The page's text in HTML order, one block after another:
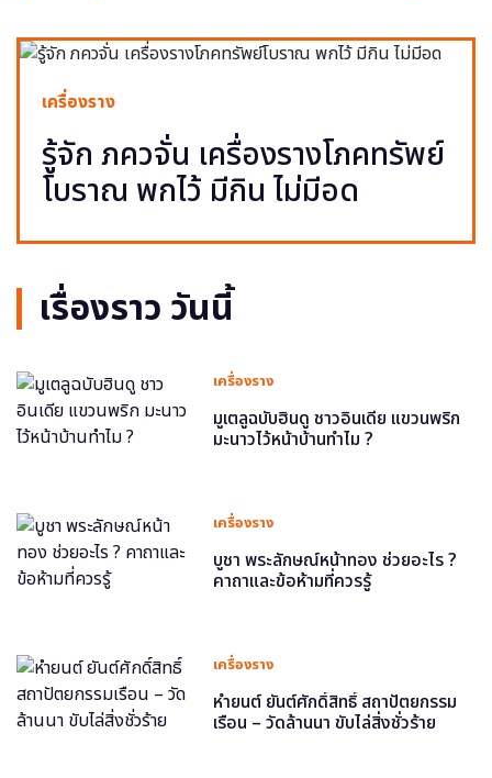
เครื่องราง
รู้จัก ภควจั่น เครื่องรางโภคทรัพย์
โบราณ พกไว้ มีกิน ไม่มีอด
เรื่องราว วันนี้
เครื่องราง
มูเตลูฉบับฮินดู ชาวอินเดีย แขวนพริก
มะนาวไว้หน้าบ้านทำไม ?
เครื่องราง
บูชา พระลักษณ์หน้าทอง ช่วยอะไร ?
คาถาและข้อห้ามที่ควรรู้
เครื่องราง
หำยนต์ ยันต์ศักดิ์สิทธิ์ สถาปัตยกรรม
เรือน – วัดล้านนา ขับไล่สิ่งชั่วร้าย